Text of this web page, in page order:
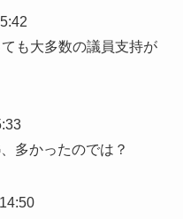
も大多数の議員支持が
多かったのでは？